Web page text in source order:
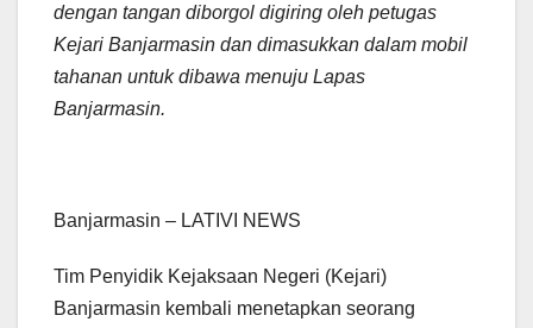
dengan tangan diborgol digiring oleh petugas
Kejari Banjarmasin dan dimasukkan dalam mobil
tahanan untuk dibawa menuju Lapas
Banjarmasin.
Banjarmasin – LATIVI NEWS
Tim Penyidik Kejaksaan Negeri (Kejari)
Banjarmasin kembali menetapkan seorang